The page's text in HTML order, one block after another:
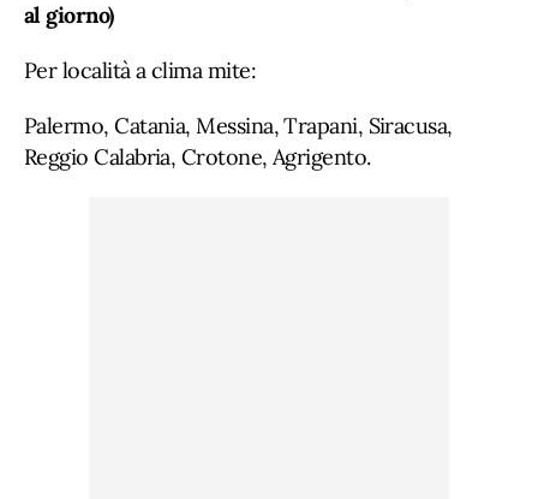
al giorno)
Per località a clima mite:
Palermo, Catania, Messina, Trapani, Siracusa,
Reggio Calabria, Crotone, Agrigento.